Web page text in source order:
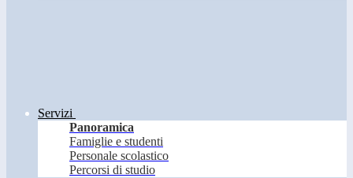
Servizi
Panoramica
Famiglie e studenti
Personale scolastico
Percorsi di studio